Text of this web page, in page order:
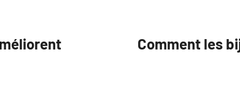
Comment les